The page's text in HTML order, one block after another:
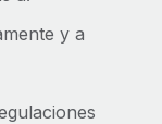
sin
y a